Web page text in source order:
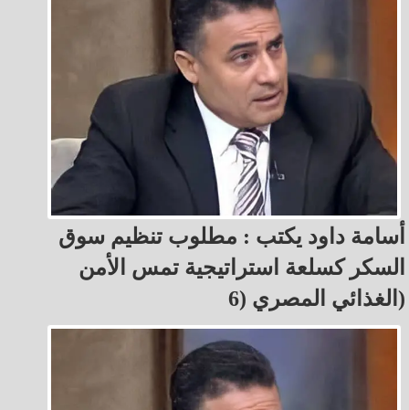
أسامة داود يكتب : مطلوب تنظيم سوق
السكر كسلعة استراتيجية تمس الأمن
الغذائي المصري (6)